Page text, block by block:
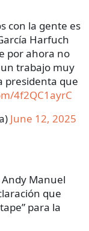
con la gente es
Harfuch
por ahora no
un trabajo muy
presidenta que
4f2QC1ayrC
June 12, 2025
Manuel
que
para la